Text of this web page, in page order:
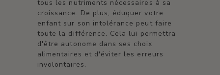
tous les nutriments nécessaires à sa
croissance. De plus, éduquer votre
enfant sur son intolérance peut faire
toute la différence. Cela lui permettra
d'être autonome dans ses choix
alimentaires et d'éviter les erreurs
involontaires.